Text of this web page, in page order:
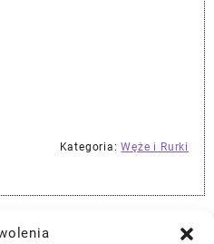
Kategoria:Węże i Rurki
z Gwarancją Dożywotnią!*